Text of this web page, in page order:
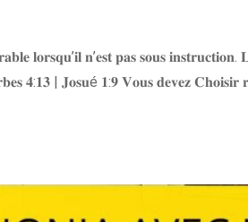
𝐥𝐨𝐫𝐬𝐪𝐮’𝐢𝐥 𝐧’𝐞𝐬𝐭 𝐩𝐚𝐬 𝐬𝐨𝐮𝐬
𝟒:𝟏𝟑 | 𝐉𝐨𝐬𝐮é 𝟏:𝟗 𝐕𝐨𝐮𝐬 𝐝𝐞𝐯𝐞𝐳 𝐂𝐡𝐨𝐢𝐬𝐢𝐫